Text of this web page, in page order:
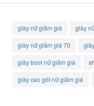
giày nữ giảm giá giày
giày nữ giảm giá 70
giày boot nữ giảm giá
giày cao gót nữ giảm giá